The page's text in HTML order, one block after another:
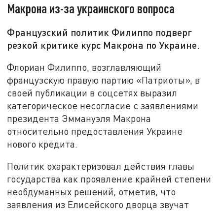
Макрона из-за украинского вопроса
Французский политик Филиппо подверг
резкой критике курс Макрона по Украине.
Флориан Филиппо, возглавляющий
французскую правую партию «Патриоты», в
своей публикации в соцсетях выразил
категорическое несогласие с заявлениями
президента Эммануэля Макрона
относительно предоставления Украине
нового кредита.
Политик охарактеризовал действия главы
государства как проявление крайней степени
необдуманных решений, отметив, что
заявления из Елисейского дворца звучат